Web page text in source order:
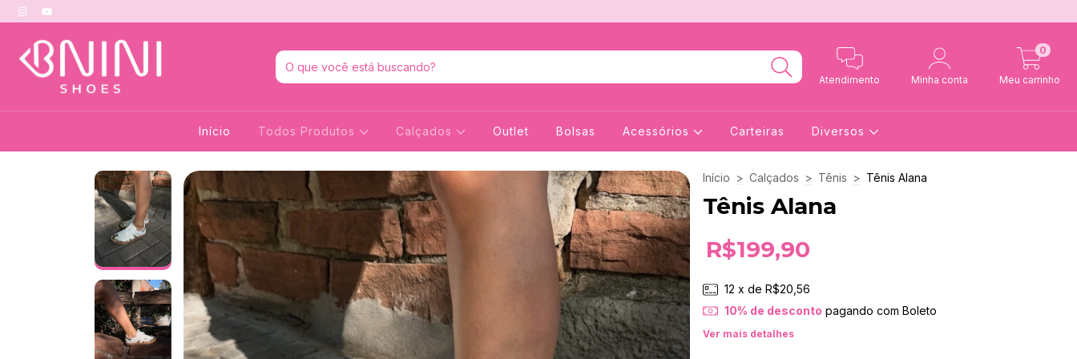
Atendimento Minha conta Meu carrinho
0
Início Todos Produtos Calçados Outlet Bolsas Acessórios Carteiras Diversos
Início > Calçados > Tênis > Tênis Alana
Tênis Alana
R$199,90
12 x de R$20,56
10% de desconto pagando com Boleto
Ver mais detalhes